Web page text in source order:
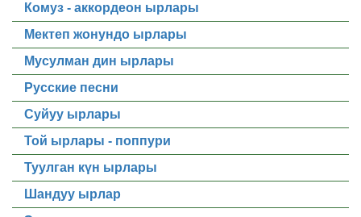
Комуз - аккордеон ырлары
Мектеп жонундо ырлары
Мусулман дин ырлары
Русские песни
Суйуу ырлары
Той ырлары - поппури
Туулган күн ырлары
Шандуу ырлар